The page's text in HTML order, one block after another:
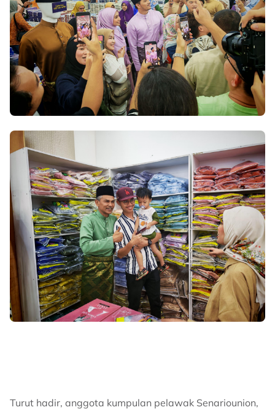
Turut hadir, anggota kumpulan pelawak Senariounion,